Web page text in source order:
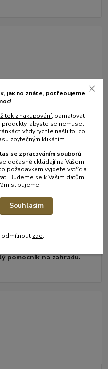
pomocník na zahradu.
jak ho znáte, potřebujeme
z nakupování, pamatovat
produkty, abyste se nemuseli
vždy rychle našli to, co
zbytečným klikáním.
se zpracováním souborů
dočasně ukládají na Vašem
požadavkem vyjdete vstříc a
Budeme se k Vašim datům
slibujeme!
Souhlasím
odmítnout zde.